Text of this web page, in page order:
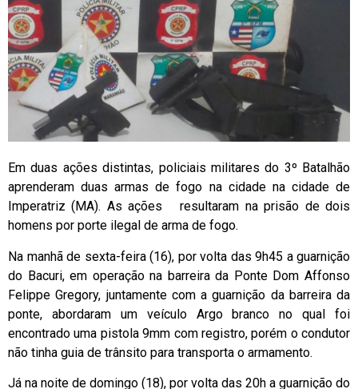
Em duas ações distintas, policiais militares do 3º Batalhão
aprenderam duas armas de fogo na cidade na cidade de
Imperatriz (MA). As ações resultaram na prisão de dois
homens por porte ilegal de arma de fogo.
Na manhã de sexta-feira (16), por volta das 9h45 a guarnição
do Bacuri, em operação na barreira da Ponte Dom Affonso
Felippe Gregory, juntamente com a guarnição da barreira da
ponte, abordaram um veículo Argo branco no qual foi
encontrado uma pistola 9mm com registro, porém o condutor
não tinha guia de trânsito para transporta o armamento.
Já na noite de domingo (18), por volta das 20h a guarnição do